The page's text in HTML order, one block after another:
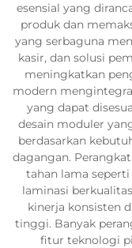
esensial yang
produk dan
yang serbaguna
kasir, dan solusi
meningkatkan
modern
yang dapat
desain moduler
berdasarkan
dagangan.
tahan lama
laminasi
kinerja konsisten
tinggi. Banyak
fitur teknologi